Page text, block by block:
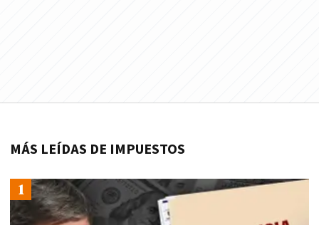
MÁS LEÍDAS DE IMPUESTOS